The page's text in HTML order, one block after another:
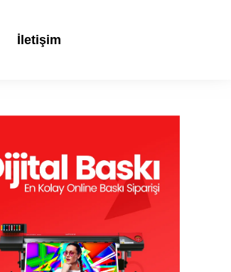
İletişim